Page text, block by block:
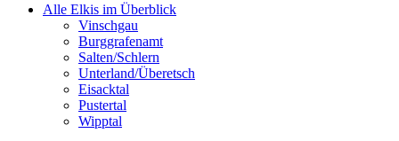
Alle Elkis im Überblick
Vinschgau
Burggrafenamt
Salten/Schlern
Unterland/Überetsch
Eisacktal
Pustertal
Wipptal